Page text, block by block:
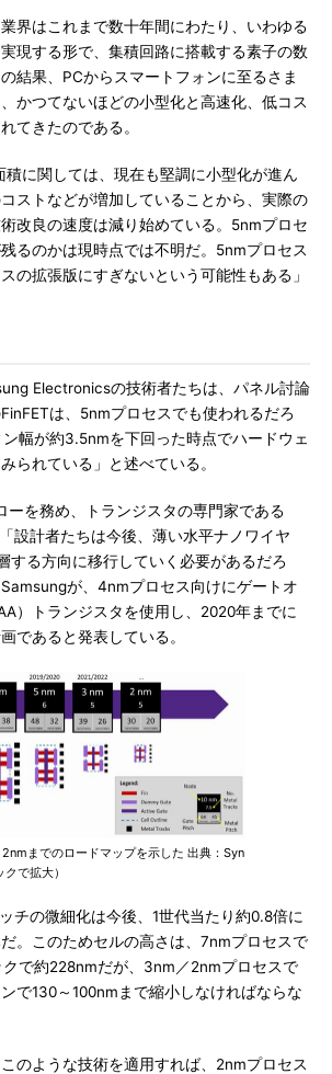
界はこれまで数十年間にわたり、いわゆる
実現する形で、集積回路に搭載する素子の数
結果、PCからスマートフォンに至るさま
かつてないほどの小型化と高速化、低コス
てきたのである。
に関しては、現在も堅調に小型化が進ん
ストなどが増加していることから、実際の
改良の速度は減り始めている。5nmプロセ
るのかは現時点では不明だ。5nmプロセス
の拡張版にすぎないという可能性もある」
Electronicsの技術者たちは、パネル討論
は、5nmプロセスでも使われるだろ
幅が約3.5nmを下回った時点でハードウェ
られている」と述べている。
を務め、トランジスタの専門家である
設計者たちは今後、薄い水平ナノワイヤ
する方向に移行していく必要があるだろ
が、4nmプロセス向けにゲートオ
）トランジスタを使用し、2020年までに
であると発表している。
までのロードマップを示した 出典：Syn
で拡大）
チの微細化は今後、1世代当たり約0.8倍に
。このためセルの高さは、7nmプロセスで
で約228nmだが、3nm／2nmプロセスで
で130～100nmまで縮小しなければならな
のような技術を適用すれば、2nmプロセス